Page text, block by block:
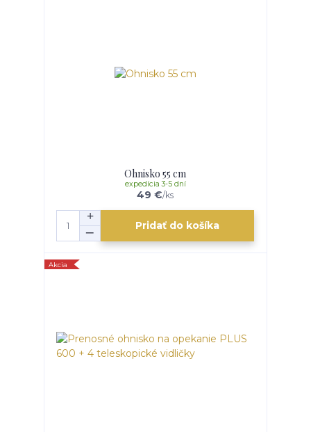
Ohnisko 55 cm
49 €/ks
expedícia 3-5 dní
Pridať do košíka
Akcia